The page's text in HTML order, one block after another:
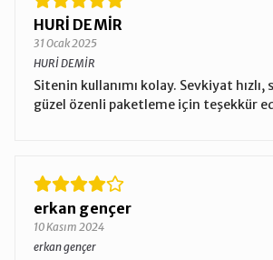
HURİ DEMİR
31 Ocak 2025
HURİ DEMİR
Sitenin kullanımı kolay. Sevkiyat hızlı,
güzel özenli paketleme için teşekkür
erkan gençer
10 Kasım 2024
erkan gençer